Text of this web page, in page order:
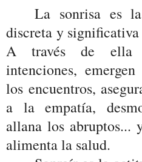
La sonrisa es
discreta y
A través de ella
intenciones,
los encuentros,
a la empatía,
allana los abruptos...
alimenta la salud.